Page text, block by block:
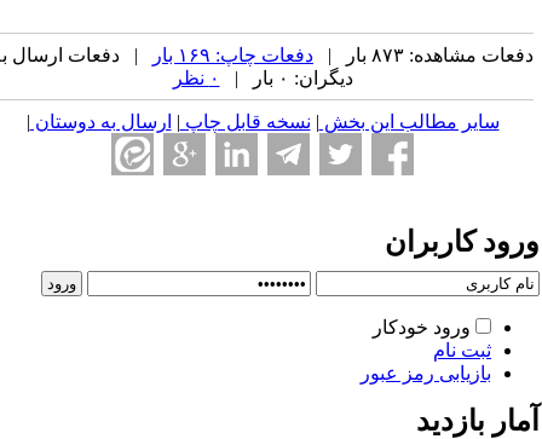
مشاهده: ۸۷۳ بار | دفعات چاپ: ۱۶۹ بار
| دفعات ارسال به
دیگران: ۰ بار |
سایر مطالب این بخش | نسخه قابل چاپ| ارسال به دوستان|
کاربران
ورود خودکار
ثبت نام
بازیابی رمز عبور
بازدید